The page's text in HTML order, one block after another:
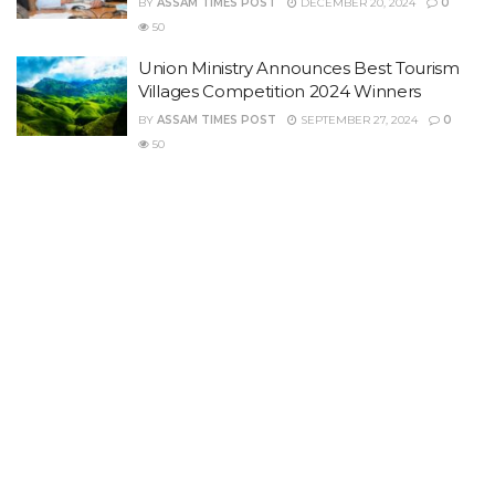
50
Union Ministry Announces Best Tourism
Villages Competition 2024 Winners
BY ASSAM TIMES POST SEPTEMBER 27, 2024
0
50